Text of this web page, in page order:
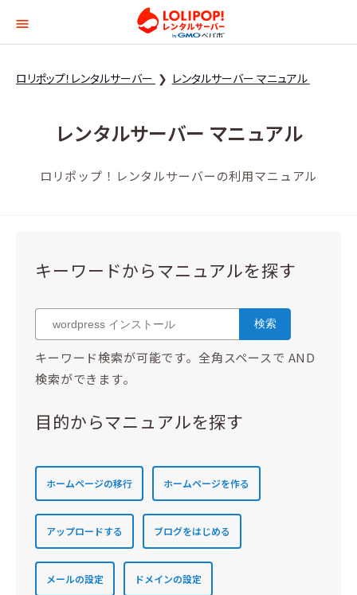
ロリポップ！レンタル
ロリポップ！レンタルサーバー レンタルサーバー マニュアル
レンタルサーバー マニュアル
ロリポップ！レンタルサーバーの利用マニュアル
キーワードからマニュアルを探す
キーワード検索が可能です。全角スペースで AND
検索ができます。
目的からマニュアルを探す
ホームページの移行 ホームページを作る
アップロードする ブログをはじめる
メールの設定 ドメインの設定